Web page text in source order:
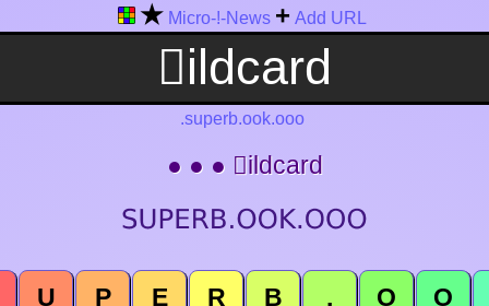
★ Micro-!-News + Add URL
.superb.ook.ooo
● ● ● ildcard
U P E R B . O O